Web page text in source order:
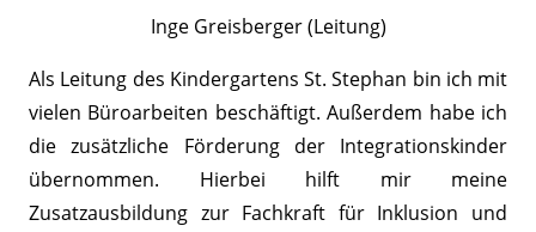
Inge Greisberger (Leitung)
Als Leitung des Kindergartens St. Stephan bin ich mit
vielen Büroarbeiten beschäftigt. Außerdem habe ich
die zusätzliche Förderung der Integrationskinder
übernommen. Hierbei hilft mir meine
Zusatzausbildung zur Fachkraft für Inklusion und